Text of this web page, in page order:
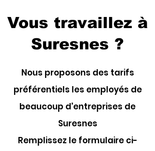
Vous travaillez à
Suresnes ?
Nous proposons des tarifs
préférentiels les employés de
beaucoup d'entreprises de
Suresnes
Remplissez le formulaire ci-